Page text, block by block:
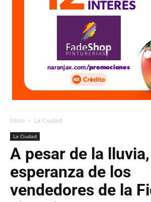
Inicio La Ciudad
La Ciudad
A pesar de la
esperanza de los
vendedores de la